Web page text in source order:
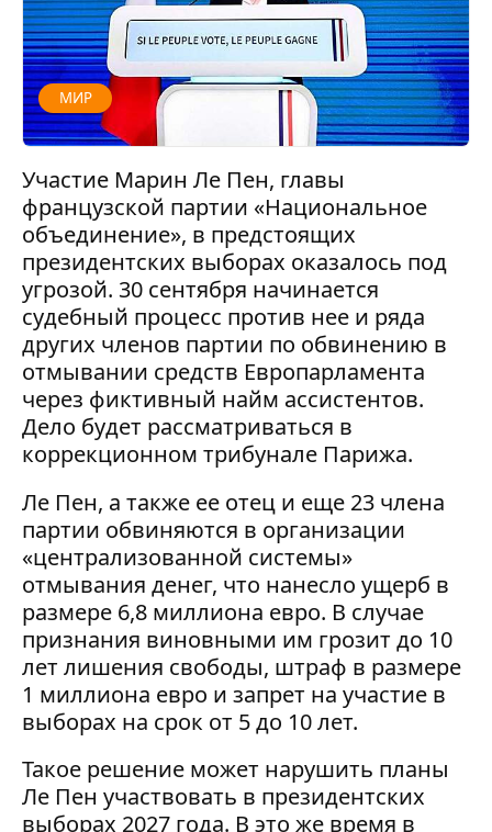
МИР
Участие Марин Ле Пен, главы
французской партии «Национальное
объединение», в предстоящих
президентских выборах оказалось под
угрозой. 30 сентября начинается
судебный процесс против нее и ряда
других членов партии по обвинению в
отмывании средств Европарламента
через фиктивный найм ассистентов.
Дело будет рассматриваться в
коррекционном трибунале Парижа.
Ле Пен, а также ее отец и еще 23 члена
партии обвиняются в организации
«централизованной системы»
отмывания денег, что нанесло ущерб в
размере 6,8 миллиона евро. В случае
признания виновными им грозит до 10
лет лишения свободы, штраф в размере
1 миллиона евро и запрет на участие в
выборах на срок от 5 до 10 лет.
Такое решение может нарушить планы
Ле Пен участвовать в президентских
выборах 2027 года. В это же время в